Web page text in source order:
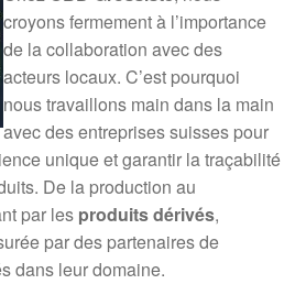
croyons fermement à l’importance
de la collaboration avec des
acteurs locaux. C’est pourquoi
nous travaillons main dans la main
avec des entreprises suisses pour
unique et garantir la traçabilité
De la production au
par les produits dérivés,
par des partenaires de
dans leur domaine.